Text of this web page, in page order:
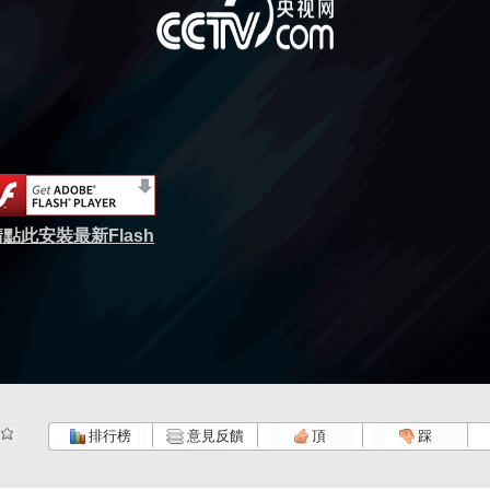
點此安裝最新Flash
排行榜 意見反饋 頂 踩